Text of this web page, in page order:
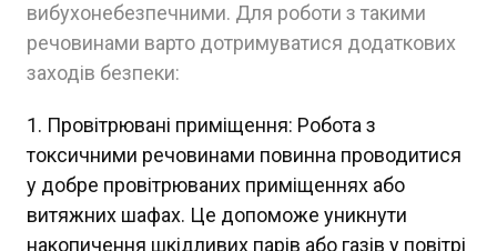
вибухонебезпечними. Для роботи з такими
речовинами варто дотримуватися додаткових
заходів безпеки:
Провітрювані приміщення: Робота з
токсичними речовинами повинна проводитися
у добре провітрюваних приміщеннях або
витяжних шафах. Це допоможе уникнути
накопичення шкідливих парів або газів у повітрі